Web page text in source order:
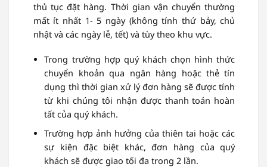
thủ tục đặt hàng. Thời gian vận chuyển thường
mất ít nhất 1- 5 ngày (không tính thứ bảy, chủ
nhật và các ngày lễ, tết) và tùy theo khu vực.
Trong trường hợp quý khách chọn hình thức
chuyển khoản qua ngân hàng hoặc thẻ tín
dụng thì thời gian xử lý đơn hàng sẽ được tính
từ khi chúng tôi nhận được thanh toán hoàn
tất của quý khách.
Trường hợp ảnh hưởng của thiên tai hoặc các
sự kiện đặc biệt khác, đơn hàng của quý
khách sẽ được giao tối đa trong 2 lần.